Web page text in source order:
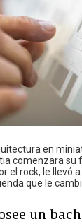
en
comenzara su
el rock, le llevó
que le
un